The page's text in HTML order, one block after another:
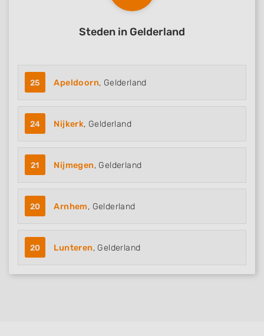
Steden in Gelderland
25 Apeldoorn, Gelderland
24 Nijkerk, Gelderland
21 Nijmegen, Gelderland
20 Arnhem, Gelderland
20 Lunteren, Gelderland